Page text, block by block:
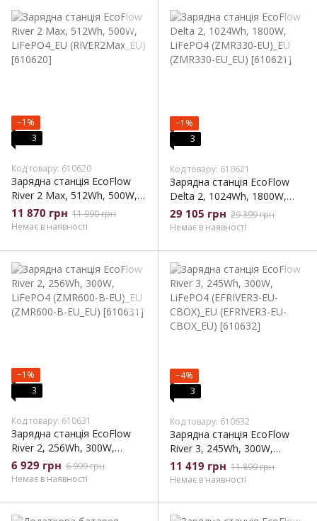
−1%
3
Код товару: 610620
Зарядна станція EcoFlow
River 2 Max, 512Wh, 500W,
LiFePO4_EU (RIVER2Max_EU)
11 870 грн 11 990 грн
Немає в наявності
−1%
3
Код товару: 610621
Зарядна станція EcoFlow
Delta 2, 1024Wh, 1800W,
LiFePO4 (ZMR330-EU)_EU
(ZMR330-EU_EU)
29 105 грн 29 399 грн
Немає в наявності
−1%
3
Код товару: 610631
Зарядна станція EcoFlow
River 2, 256Wh, 300W,
LiFePO4 (ZMR600-B-EU)_EU
(ZMR600-B-EU_EU)
6 929 грн 6 999 грн
Немає в наявності
−4%
3
Код товару: 610632
Зарядна станція EcoFlow
River 3, 245Wh, 300W,
LiFePO4 (EFRIVER3-EU-
CBOX)_EU (EFRIVER3-EU-
11 419 грн 11 899 грн
Немає в наявності